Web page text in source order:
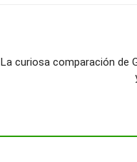
La curiosa comparación de